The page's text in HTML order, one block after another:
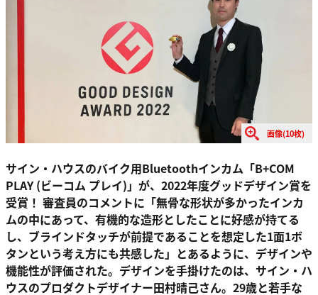
画像(10枚)
サイン・ハウスのバイク用Bluetoothインカム「B+COM
PLAY (ビーコム プレイ)」が、2022年度グッドデザイン賞を
受賞！ 審査員のコメントに「無骨な形状が多かったインカ
ムの中にあって、有機的な造形としたことに好感が持てる
し、ブラインドタッチが前提であることを想定した1面1ボ
タンという考え方にも共感した」とあるように、デザインや
機能性が評価された。デザインを手掛けたのは、サイン・ハ
ウスのプロダクトデザイナー田村晴己さん。29歳と若手な